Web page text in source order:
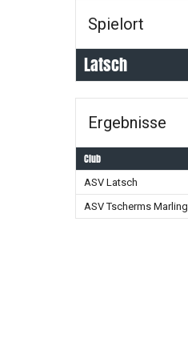
Spielort
Latsch
Ergebnisse
Club
ASV Latsch
ASV Tscherms Marling